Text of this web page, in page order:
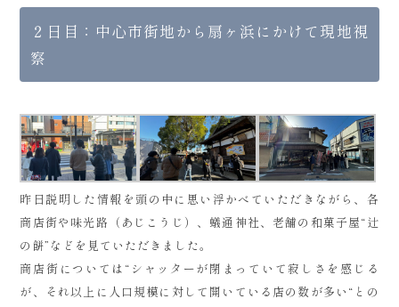
２日目：中心市街地から扇ヶ浜にかけて現地視
察
昨日説明した情報を頭の中に思い浮かべていただきながら、各
商店街や味光路（あじこうじ）、蟻通神社、老舗の和菓子屋“辻
の餅”などを見ていただきました。
商店街については“シャッターが閉まっていて寂しさを感じる
が、それ以上に人口規模に対して開いている店の数が多い“との